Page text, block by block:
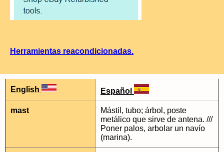
Herramientas reacondicionadas.
English Español
mast
Mástil, tubo; árbol, poste
metálico que sirve de antena. ///
Poner palos, arbolar un navío
(marina).